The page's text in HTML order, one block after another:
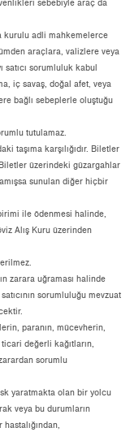
sebebiyle araç da
kurulu adli mahkemelerce
araçlara, valizlere veya
satıcı sorumluluk kabul
iç savaş, doğal afet, veya
bağlı sebeplerle oluştuğu
tutulamaz.
taşıma karşılığıdır. Biletler
üzerindeki güzargahlar
sunulan diğer hiçbir
ile ödenmesi halinde,
Alış Kuru üzerinden
zarara uğraması halinde
sorumluluğu mevzuat
paranın, mücevherin,
değerli kağıtların,
sorumlu
yaratmakta olan bir yolcu
veya bu durumların